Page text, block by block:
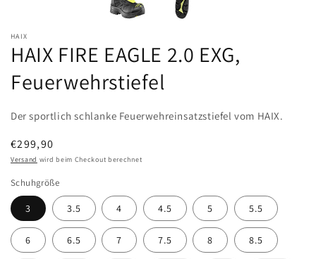
HAIX
HAIX FIRE EAGLE 2.0 EXG,
Feuerwehrstiefel
Der sportlich schlanke Feuerwehreinsatzstiefel vom HAIX.
Normaler
Preis
€299,90
Versand wird beim Checkout berechnet
Schuhgröße
3 3.5 4 4.5 5 5.5
6 6.5 7 7.5 8 8.5